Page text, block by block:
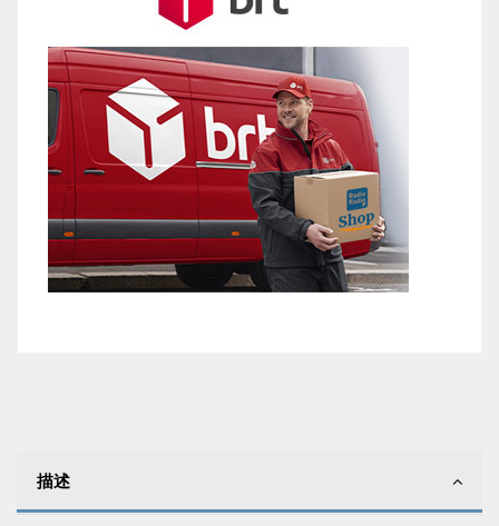
描述